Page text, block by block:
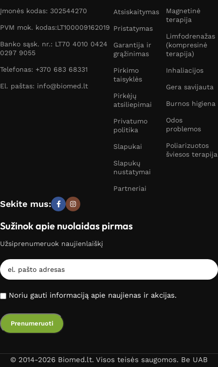
Įmonės kodas: 302544270
PVM mok. kodas:LT100009162019
Banko sąsk. nr.: LT70 4010 0424
0297 9055
Telefonas: +370 683 68331
El. paštas: info@biomed.lt
Atsiskaitymas
Pristatymas
Garantija ir
grąžinimas
Pirkimo
taisyklės
Pirkėjų
atsiliepimai
Privatumo
politika
Slapukai
Slapukų
nustatymai
Partneriai
Magnetinė
terapija
Limfodrenažas
(kompresinė
terapija)
Inhaliacijos
Gera savijauta
Burnos higiena
Odos
problemos
Poliarizuotos
šviesos terapija
Sekite mus:
Sužinok apie nuolaidas pirmas
Užsiprenumeruok naujienlaiškį
Noriu gauti informaciją apie naujienas ir akcijas.
© 2014-2026 Biomed.lt. Visos teisės saugomos. Be UAB